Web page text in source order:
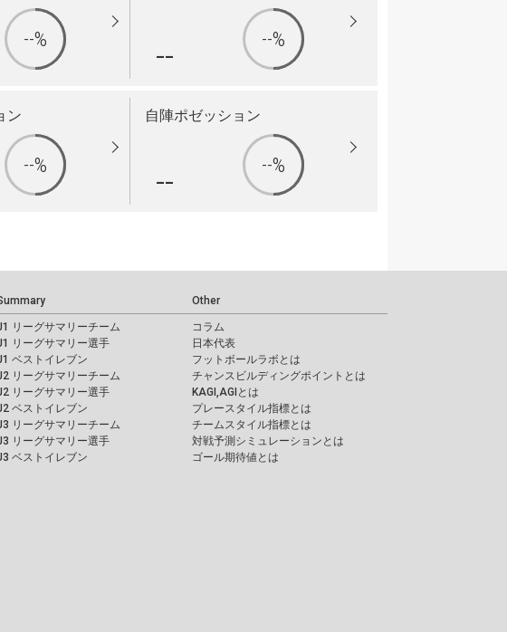
--% -- --%
ン
--%
自陣ポゼッション
-- --%
リーグサマリーチーム
リーグサマリー選手
ベストイレブン
リーグサマリーチーム
リーグサマリー選手
ベストイレブン
リーグサマリーチーム
リーグサマリー選手
ベストイレブン
Other
コラム
日本代表
フットボールラボとは
チャンスビルディングポイントとは
KAGI,AGIとは
プレースタイル指標とは
チームスタイル指標とは
対戦予測シミュレーションとは
ゴール期待値とは